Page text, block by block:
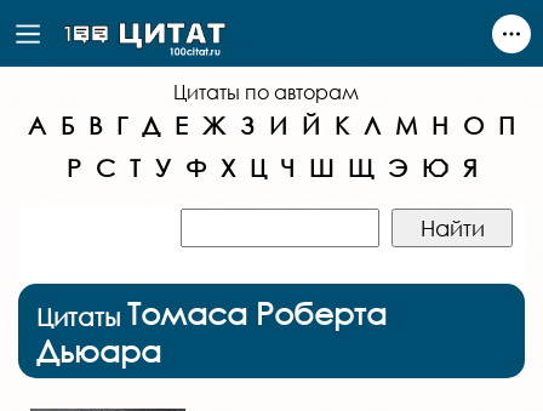
Цитаты по авторам
А Б В Г Д Е Ж З И Й К Л М Н О П
Р С Т У Ф Х Ц Ч Ш Щ Э Ю Я
Цитаты Томаса Роберта
Дьюара